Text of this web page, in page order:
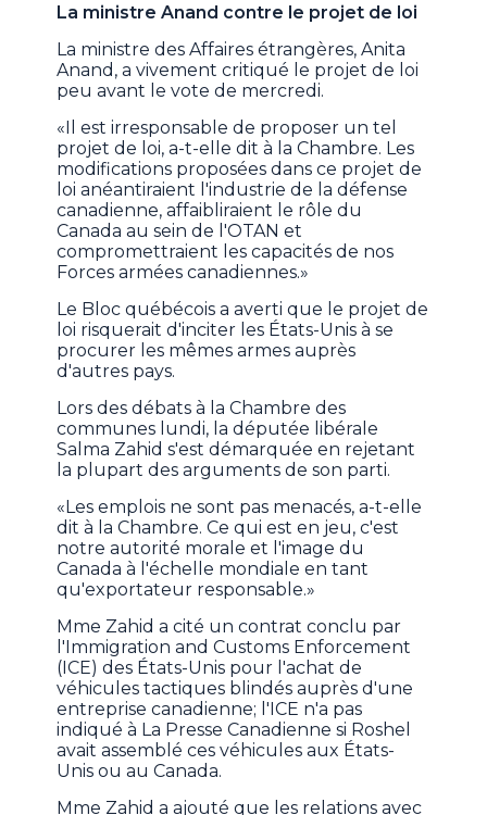
La ministre Anand contre le projet de loi
La ministre des Affaires étrangères, Anita
Anand, a vivement critiqué le projet de loi
peu avant le vote de mercredi.
«Il est irresponsable de proposer un tel
projet de loi, a-t-elle dit à la Chambre. Les
modifications proposées dans ce projet de
loi anéantiraient l'industrie de la défense
canadienne, affaibliraient le rôle du
Canada au sein de l'OTAN et
compromettraient les capacités de nos
Forces armées canadiennes.»
Le Bloc québécois a averti que le projet de
loi risquerait d'inciter les États-Unis à se
procurer les mêmes armes auprès
d'autres pays.
Lors des débats à la Chambre des
communes lundi, la députée libérale
Salma Zahid s'est démarquée en rejetant
la plupart des arguments de son parti.
«Les emplois ne sont pas menacés, a-t-elle
dit à la Chambre. Ce qui est en jeu, c'est
notre autorité morale et l'image du
Canada à l'échelle mondiale en tant
qu'exportateur responsable.»
Mme Zahid a cité un contrat conclu par
l'Immigration and Customs Enforcement
(ICE) des États-Unis pour l'achat de
véhicules tactiques blindés auprès d'une
entreprise canadienne; l'ICE n'a pas
indiqué à La Presse Canadienne si Roshel
avait assemblé ces véhicules aux États-
Unis ou au Canada.
Mme Zahid a ajouté que les relations avec